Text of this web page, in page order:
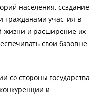
населения, создание
гражданами участия в
жизни и расширение их
свои базовые
со стороны государства
и